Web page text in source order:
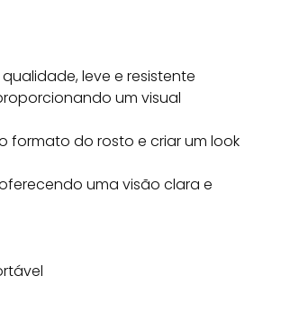
leve e resistente
um visual
formato do rosto e criar um look
uma visão clara e